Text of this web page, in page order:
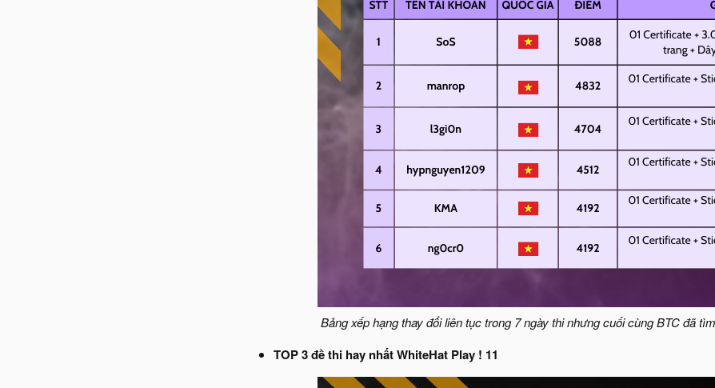
Bảng xếp hạng thay đổi liên tục trong 7 ngày thi nhưng cuối cùng BTC đã
TOP 3 đề thi hay nhất WhiteHat Play ! 11